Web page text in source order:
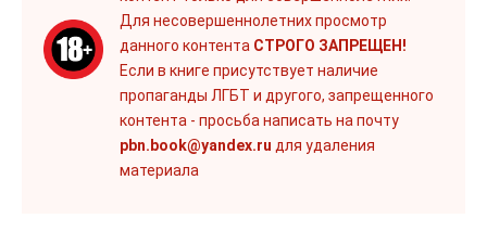
Для несовершеннолетних просмотр
данного контента СТРОГО ЗАПРЕЩЕН!
Если в книге присутствует наличие
пропаганды ЛГБТ и другого, запрещенного
контента - просьба написать на почту
pbn.book@yandex.ru для удаления
материала